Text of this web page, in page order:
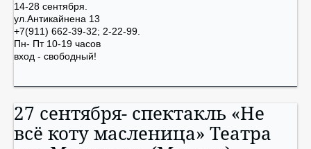
14-28 сентября.
ул.Антикайнена 13
+7(911) 662-39-32; 2-22-99.
Пн- Пт 10-19 часов
вход - свободный!
27 сентября- спектакль «Не
всё коту масленица» Театра